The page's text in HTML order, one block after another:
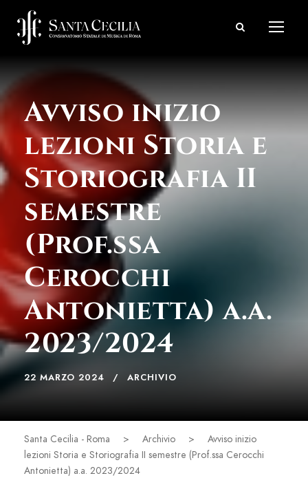
Avviso inizio
lezioni Storia e
Storiografia II
semestre
(Prof.ssa
Cerocchi
Antonietta) a.a.
2023/2024
22 MARZO 2024 ARCHIVIO
Santa Cecilia - Roma > Archivio >
Avviso inizio
lezioni Storia e Storiografia II semestre (Prof.ssa Cerocchi
Antonietta) a.a. 2023/2024